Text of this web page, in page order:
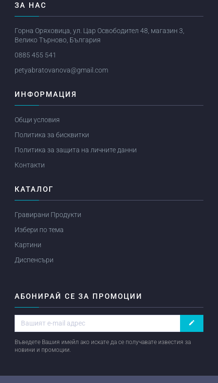
ЗА НАС
Горна Оряховица, ул. Цар Освободител 48, магазин 3,
Велико Търново, България
0885 455 541
petyabratovanova@gmail.com
ИНФОРМАЦИЯ
Общи условия
Политика за бисквитки
Политика за защита на личните данни
Контакти
КАТАЛОГ
Гравирани Продукти
Избери по тема
Картини
Диспенсъри
АБОНИРАЙ СЕ ЗА ПРОМОЦИИ
create
Въведете Вашия имейл ако искате да се получавате известия за
новини и промоции.